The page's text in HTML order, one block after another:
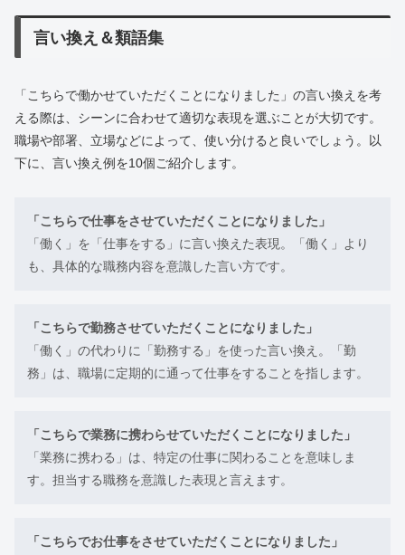
言い換え＆類語集
「こちらで働かせていただくことになりました」の言い換えを考
える際は、シーンに合わせて適切な表現を選ぶことが大切です。
職場や部署、立場などによって、使い分けると良いでしょう。以
下に、言い換え例を10個ご紹介します。
「こちらで仕事をさせていただくことになりました」
「働く」を「仕事をする」に言い換えた表現。「働く」より
も、具体的な職務内容を意識した言い方です。
「こちらで勤務させていただくことになりました」
「働く」の代わりに「勤務する」を使った言い換え。「勤
務」は、職場に定期的に通って仕事をすることを指します。
「こちらで業務に携わらせていただくことになりました」
「業務に携わる」は、特定の仕事に関わることを意味しま
す。担当する職務を意識した表現と言えます。
「こちらでお仕事をさせていただくことになりました」